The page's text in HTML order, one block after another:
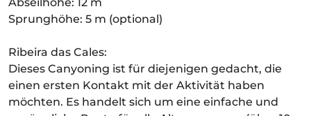
Sprunghöhe: 5 m (optional)
Ribeira das Cales:
Dieses Canyoning ist für diejenigen gedacht, die
einen ersten Kontakt mit der Aktivität haben
möchten. Es handelt sich um eine einfache und